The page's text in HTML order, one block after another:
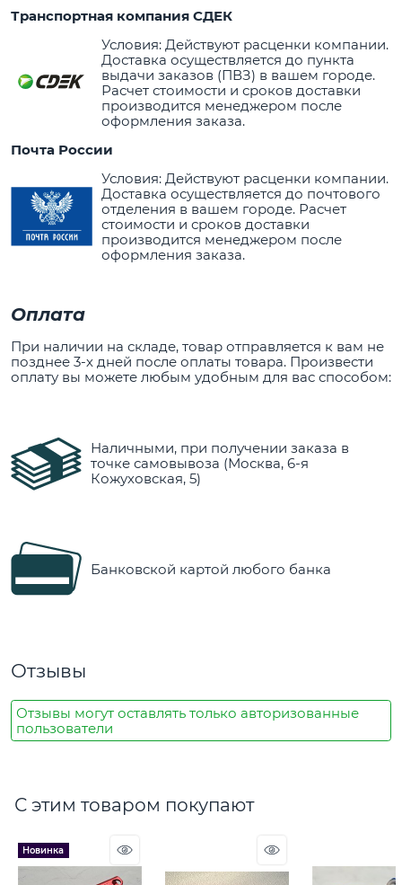
Транспортная компания СДЕК
Условия: Действуют расценки компании.
Доставка осуществляется до пункта
выдачи заказов (ПВЗ) в вашем городе.
Расчет стоимости и сроков доставки
производится менеджером после
оформления заказа.
Почта России
Условия: Действуют расценки компании.
Доставка осуществляется до почтового
отделения в вашем городе. Расчет
стоимости и сроков доставки
производится менеджером после
оформления заказа.
Оплата
При наличии на складе, товар отправляется к вам не
позднее 3-х дней после оплаты товара. Произвести
оплату вы можете любым удобным для вас способом:
Наличными, при получении заказа в
точке самовывоза (Москва, 6-я
Кожуховская, 5)
Банковской картой любого банка
Отзывы
Отзывы могут оставлять только авторизованные
пользователи
С этим товаром покупают
Новинка